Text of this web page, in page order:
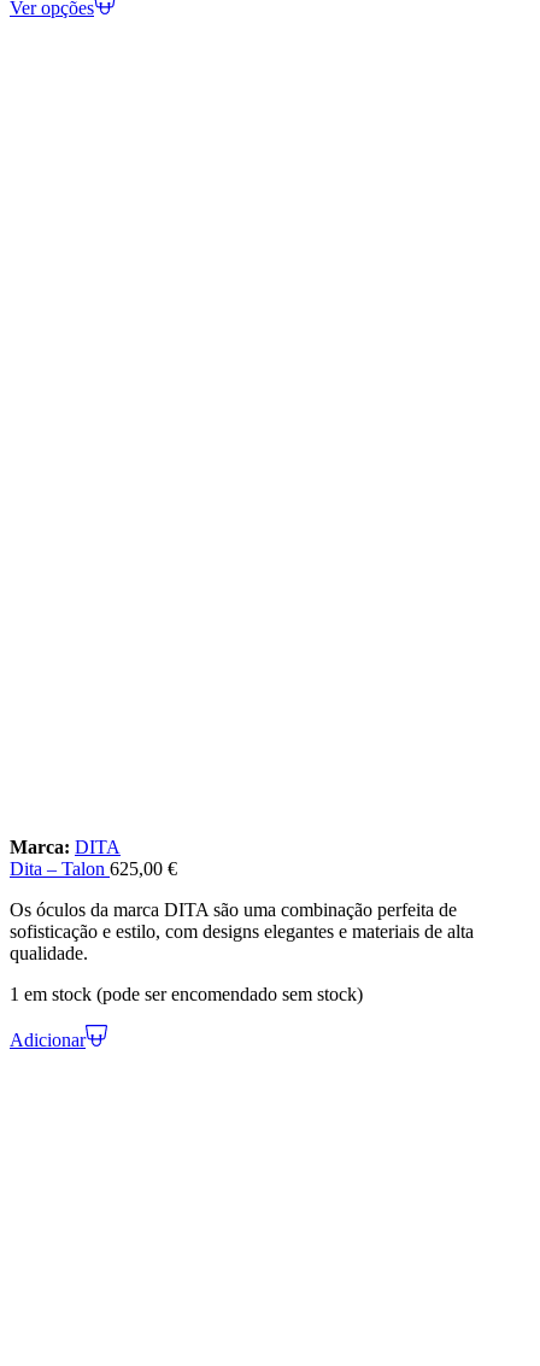
Ver opções
Marca: DITA
Dita – Talon 625,00 €
Os óculos da marca DITA são uma combinação perfeita de
sofisticação e estilo, com designs elegantes e materiais de alta
qualidade.
1 em stock (pode ser encomendado sem stock)
Adicionar